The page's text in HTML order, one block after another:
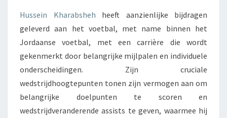
Hussein Kharabsheh heeft aanzienlijke bijdragen
geleverd aan het voetbal, met name binnen het
Jordaanse voetbal, met een carrière die wordt
gekenmerkt door belangrijke mijlpalen en individuele
onderscheidingen. Zijn cruciale
wedstrijdhoogtepunten tonen zijn vermogen aan om
belangrijke doelpunten te scoren en
wedstrijdveranderende assists te geven, waarmee hij